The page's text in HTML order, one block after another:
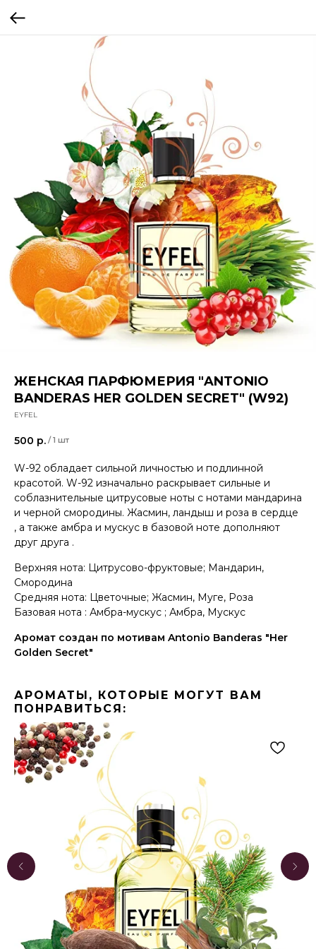
ЖЕНСКАЯ ПАРФЮМЕРИЯ "ANTONIO
BANDERAS HER GOLDEN SECRET" (W92)
EYFEL
500 р. / 1 шт
W-92 обладает сильной личностью и подлинной
красотой. W-92 изначально раскрывает сильные и
соблазнительные цитрусовые ноты с нотами мандарина
и черной смородины. Жасмин, ландыш и роза в сердце
, а также амбра и мускус в базовой ноте дополняют
друг друга .
Верхняя нота: Цитрусово-фруктовые; Мандарин,
Смородина
Средняя нота: Цветочные; Жасмин, Муге, Роза
Базовая нота : Амбра-мускус ; Амбра, Мускус
Аромат создан по мотивам Antonio Banderas "Her
Golden Secret"
АРОМАТЫ, КОТОРЫЕ МОГУТ ВАМ
ПОНРАВИТЬСЯ: